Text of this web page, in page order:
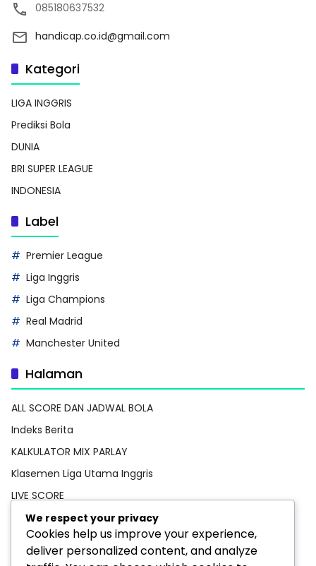
085180637532
handicap.co.id@gmail.com
Kategori
LIGA INGGRIS
Prediksi Bola
DUNIA
BRI SUPER LEAGUE
INDONESIA
Label
Premier League
Liga Inggris
Liga Champions
Real Madrid
Manchester United
Halaman
ALL SCORE DAN JADWAL BOLA
Indeks Berita
KALKULATOR MIX PARLAY
Klasemen Liga Utama Inggris
LIVE SCORE
Pedoman Media Siber
PREDIKSI BOLA
Privacy Policy
We respect your privacy
Cookies help us improve your experience,
deliver personalized content, and analyze